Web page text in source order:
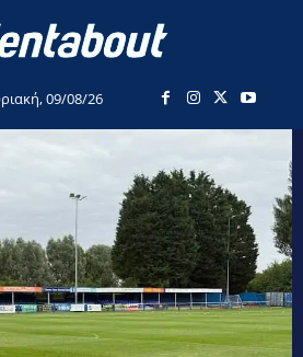
09/08/26